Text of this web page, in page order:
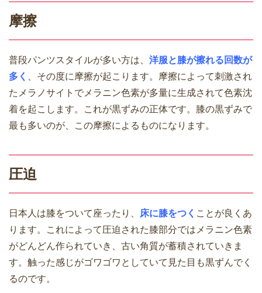
摩擦
普段パンツスタイルが多い方は、 洋服と膝が擦れる回数が
多く
、その度に摩擦が起こります。摩擦によって刺激され
たメラノサイトでメラニン色素が多量に生成されて色素沈
着を起こします。これが黒ずみの正体です。膝の黒ずみで
最も多いのが、この摩擦によるものになります。
圧迫
日本人は膝をついて座ったり、 床に膝をつく ことが良くあ
ります。これによって圧迫された膝部分ではメラニン色素
がどんどん作られていき、古い角質が蓄積されていきま
す。触った感じがゴワゴワとしていて見た目も黒ずんでく
るのです。